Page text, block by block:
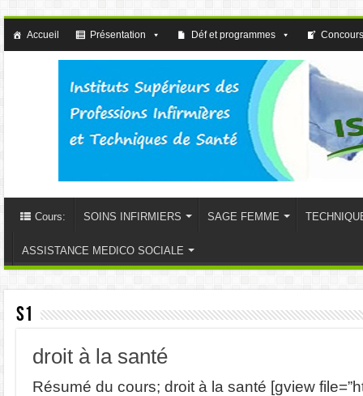
Accueil Présentation Déf et programmes
Cours: SOINS INFIRMIERS SAGE FEMME
ASSISTANCE MEDICO SOCIALE
S1
droit à la santé
Résumé du cours; droit à la santé [gview